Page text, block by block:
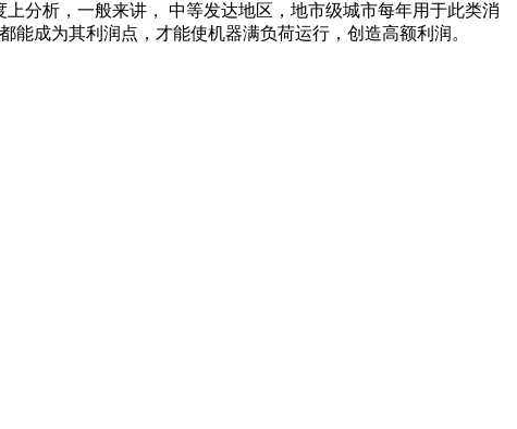
分析，一般来讲， 中等发达地区，地市级城市每年用于此类消
成为其利润点，才能使机器满负荷运行，创造高额利润。